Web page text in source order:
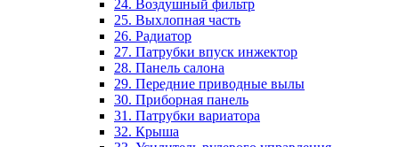
24. Воздушный фильтр
25. Выхлопная часть
26. Радиатор
27. Патрубки впуск инжектор
28. Панель салона
29. Передние приводные вылы
30. Приборная панель
31. Патрубки вариатора
32. Крыша